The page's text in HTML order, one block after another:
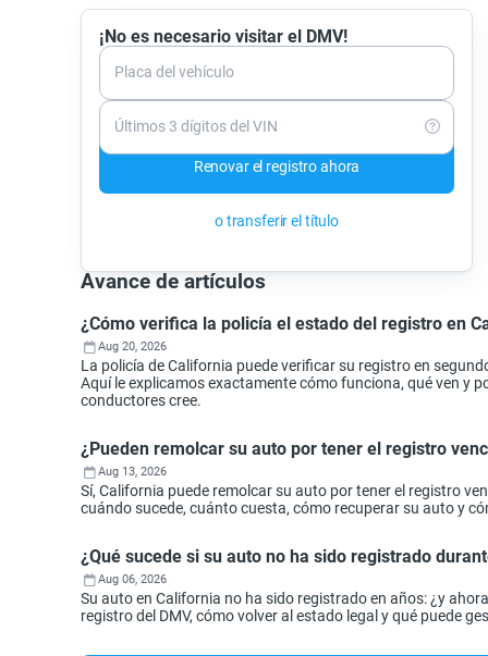
¡No es necesario visitar el DMV!
Placa del vehículo
Últimos 3 dígitos del VIN
Renovar el registro ahora
o transferir el título
Avance de artículos
¿Cómo verifica la policía el estado del registro en
Aug 20, 2026
La policía de California puede verificar su registro en
Aquí le explicamos exactamente cómo funciona, qué ven y
conductores cree.
¿Pueden remolcar su auto por tener el registro
Aug 13, 2026
Sí, California puede remolcar su auto por tener el registro
cuándo sucede, cuánto cuesta, cómo recuperar su auto y
¿Qué sucede si su auto no ha sido registrado
Aug 06, 2026
Su auto en California no ha sido registrado en años: ¿y
registro del DMV, cómo volver al estado legal y qué puede